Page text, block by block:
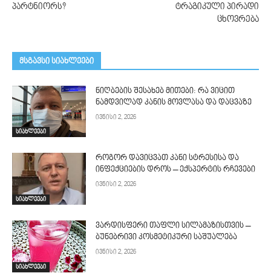
პარტნიორს?
ტრაგიკული პირადი
ცხოვრება
მსგავსი სიახლეები
სიახლეები
ნიღბების შესახებ მითები: რა ვიცით
ნამდვილად კანის მოვლასა და დაცვაზე
ივნისი 2, 2026
სიახლეები
როგორ დავიცვათ კანი სტრესისა და
ინფექციების დროს – ექსპერტის რჩევები
ივნისი 2, 2026
სიახლეები
ვარდისფერი თაფლი სილამაზისთვის –
ბუნებრივი კოსმეტიკური საშუალება
ივნისი 2, 2026